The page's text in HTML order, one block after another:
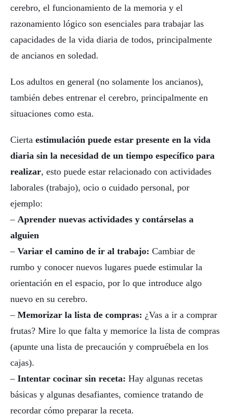
cerebro, el funcionamiento de la memoria y el
razonamiento lógico son esenciales para trabajar las
capacidades de la vida diaria de todos, principalmente
de ancianos en soledad.
Los adultos en general (no solamente los ancianos),
también debes entrenar el cerebro, principalmente en
situaciones como esta.
Cierta estimulación puede estar presente en la vida
diaria sin la necesidad de un tiempo específico para
realizar, esto puede estar relacionado con actividades
laborales (trabajo), ocio o cuidado personal, por
ejemplo:
– Aprender nuevas actividades y contárselas a
alguien
– Variar el camino de ir al trabajo: Cambiar de
rumbo y conocer nuevos lugares puede estimular la
orientación en el espacio, por lo que introduce algo
nuevo en su cerebro.
– Memorizar la lista de compras: ¿Vas a ir a comprar
frutas? Mire lo que falta y memorice la lista de compras
(apunte una lista de precaución y compruébela en los
cajas).
– Intentar cocinar sin receta: Hay algunas recetas
básicas y algunas desafiantes, comience tratando de
recordar cómo preparar la receta.